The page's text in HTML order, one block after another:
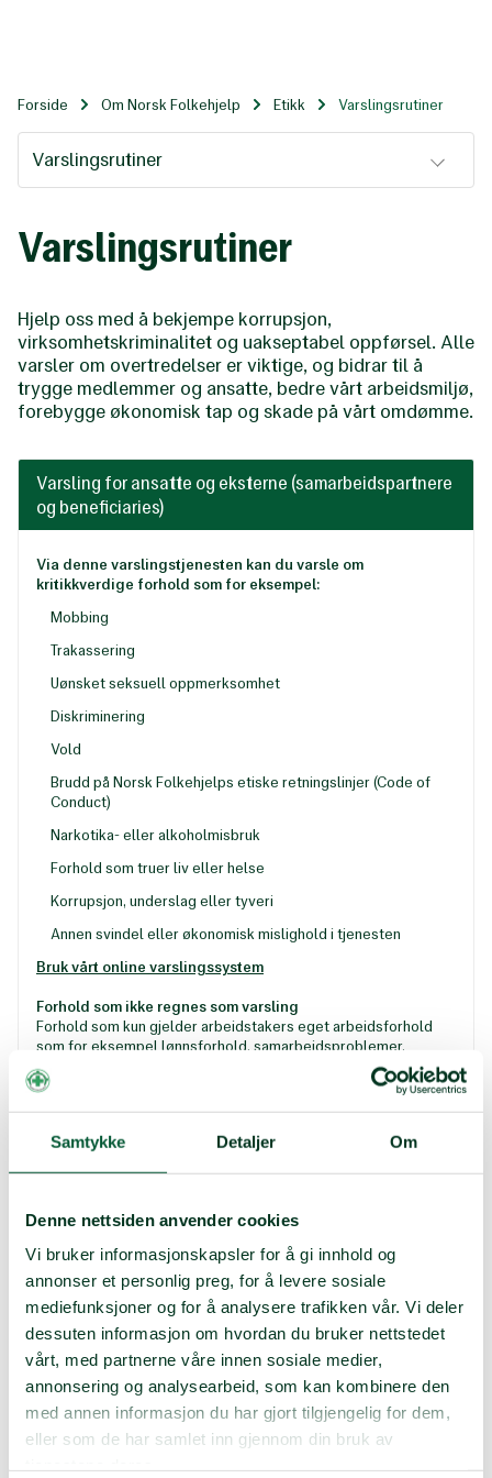
Samtykke Detaljer Om
Denne nettsiden anvender cookies
Vi bruker informasjonskapsler for å gi innhold og
annonser et personlig preg, for å levere sosiale
mediefunksjoner og for å analysere trafikken vår. Vi deler
dessuten informasjon om hvordan du bruker nettstedet
vårt, med partnerne våre innen sosiale medier,
annonsering og analysearbeid, som kan kombinere den
med annen informasjon du har gjort tilgjengelig for dem,
eller som de har samlet inn gjennom din bruk av
Forside Om Norsk Folkehjelp Etikk Varslingsrutiner
Varslingsrutiner
Varslingsrutiner
Hjelp oss med å bekjempe korrupsjon,
virksomhetskriminalitet og uakseptabel oppførsel. Alle
varsler om overtredelser er viktige, og bidrar til å
trygge medlemmer og ansatte, bedre vårt arbeidsmiljø,
forebygge økonomisk tap og skade på vårt omdømme.
Varsling for ansatte og eksterne (samarbeidspartnere
og beneficiaries)
Via denne varslingstjenesten kan du varsle om
kritikkverdige forhold som for eksempel:
Mobbing
Trakassering
Uønsket seksuell oppmerksomhet
Diskriminering
Vold
Brudd på Norsk Folkehjelps etiske retningslinjer (Code of
Conduct)
Narkotika- eller alkoholmisbruk
Forhold som truer liv eller helse
Korrupsjon, underslag eller tyveri
Annen svindel eller økonomisk mislighold i tjenesten
Bruk vårt online varslingssystem
Forhold som ikke regnes som varsling
Forhold som kun gjelder arbeidstakers eget arbeidsforhold
som for eksempel lønnsforhold, samarbeidsproblemer,
konflikter, arbeidsmengde, fordeling av arbeidsoppgaver osv.
regnes ikke som varsling og skal ikke sendes inn her. Slike
Ansatte i Norsk Folkehjelp kan finne NFs rutiner for varsling av
Varslingsrutiner og håndtering av vanskelige saker i
medlemsorganisasjonen
Det er viktig for Norsk Folkehjelp at alle meldinger om
vanskelige saker tas på alvor. I organisasjonen er det flere
steder du kan varsle, og be om hjelp til å håndtere disse
sakene. Norsk Folkehjelphar en veilederfor hvordan lokallag
kan håndtere vanskelige saker, og hvilken vei man skal gå for å
finne hjelp og håndtere slike saker.
For hjelp og bistand til å håndtere saker om vold, overgrep og